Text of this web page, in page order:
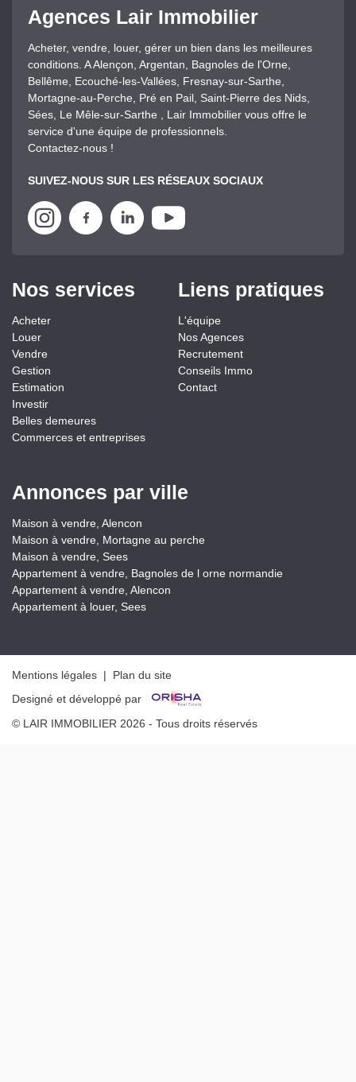
Agences Lair Immobilier
Acheter, vendre, louer, gérer un bien dans les meilleures
conditions. A Alençon, Argentan, Bagnoles de l'Orne,
Bellême, Ecouché-les-Vallées, Fresnay-sur-Sarthe,
Mortagne-au-Perche, Pré en Pail, Saint-Pierre des Nids,
Sées, Le Mêle-sur-Sarthe , Lair Immobilier vous offre le
service d'une équipe de professionnels.
Contactez-nous !
SUIVEZ-NOUS SUR LES RÉSEAUX SOCIAUX
Nos services
Acheter
Louer
Vendre
Gestion
Estimation
Investir
Belles demeures
Commerces et entreprises
Liens pratiques
L'équipe
Nos Agences
Recrutement
Conseils Immo
Contact
Annonces par ville
Maison à vendre, Alencon
Maison à vendre, Mortagne au perche
Maison à vendre, Sees
Appartement à vendre, Bagnoles de l orne normandie
Appartement à vendre, Alencon
Appartement à louer, Sees
Mentions légales | Plan du site
Designé et développé par
© LAIR IMMOBILIER 2026 - Tous droits réservés